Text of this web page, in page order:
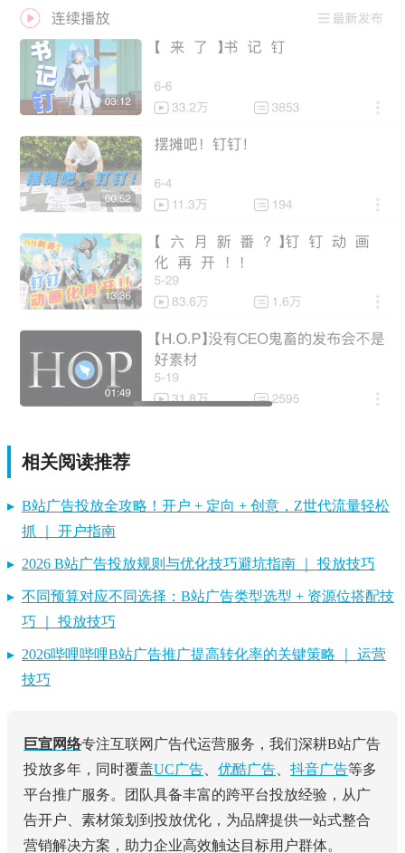
相关阅读推荐
▸ B站广告投放全攻略！开户 + 定向 + 创意，Z世代流量轻松
抓 ｜ 开户指南
▸ 2026 B站广告投放规则与优化技巧避坑指南 ｜ 投放技巧
▸ 不同预算对应不同选择：B站广告类型选型 + 资源位搭配技
巧 ｜ 投放技巧
▸ 2026哔哩哔哩B站广告推广提高转化率的关键策略 ｜ 运营
技巧
巨宣网络专注互联网广告代运营服务，我们深耕B站广告
投放多年，同时覆盖UC广告 优酷广告 抖音广告等多
平台推广服务。团队具备丰富的跨平台投放经验，从广
告开户、素材策划到投放优化，为品牌提供一站式整合
营销解决方案，助力企业高效触达目标用户群体。